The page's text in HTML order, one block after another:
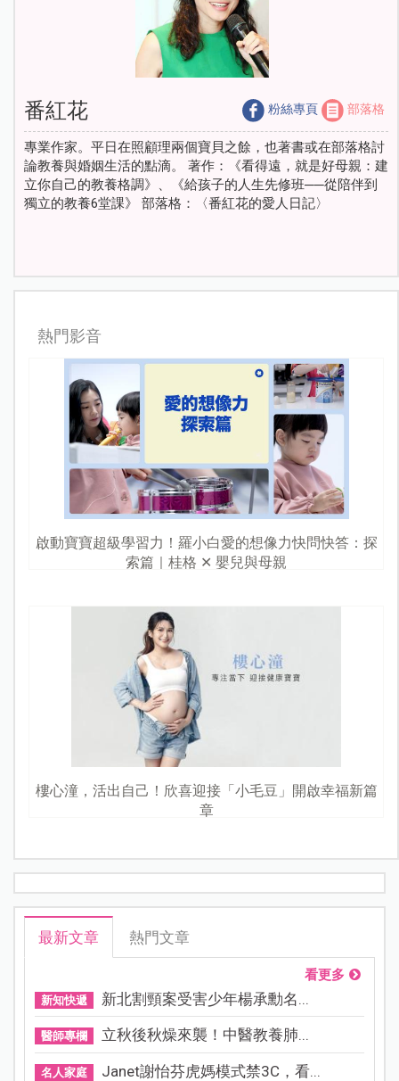
番紅花 粉絲專頁 部落格
專業作家。平日在照顧理兩個寶貝之餘，也著書或在部落格討
論教養與婚姻生活的點滴。 著作：《看得遠，就是好母親：建
立你自己的教養格調》、《給孩子的人生先修班──從陪伴到
獨立的教養6堂課》 部落格：〈番紅花的愛人日記〉
熱門影音
啟動寶寶超級學習力！羅小白愛的想像力快問快答：探
索篇｜桂格 ✕ 嬰兒與母親
樓心潼，活出自己！欣喜迎接「小毛豆」開啟幸福新篇
章
最新文章 熱門文章
看更多
新知快遞 新北割頸案受害少年楊承勳名...
醫師專欄 立秋後秋燥來襲！中醫教養肺...
名人家庭 Janet謝怡芬虎媽模式禁3C，看...